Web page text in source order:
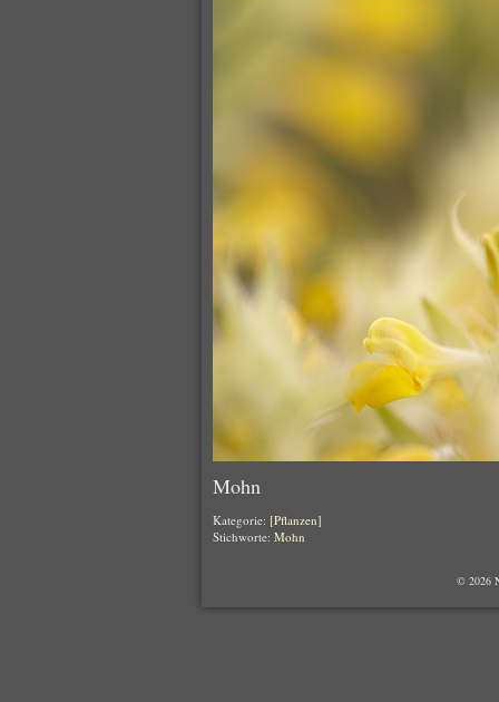
Mohn
Kategorie: [Pflanzen]
Stichworte: Mohn
© 2026